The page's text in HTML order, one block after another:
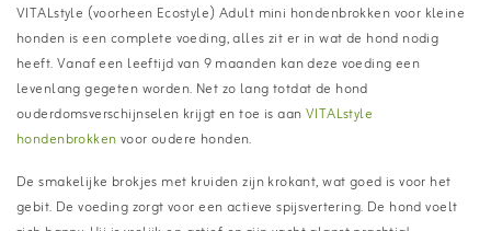
VITALstyle (voorheen Ecostyle) Adult mini hondenbrokken voor kleine
honden is een complete voeding, alles zit er in wat de hond nodig
heeft. Vanaf een leeftijd van 9 maanden kan deze voeding een
levenlang gegeten worden. Net zo lang totdat de hond
ouderdomsverschijnselen krijgt en toe is aanVITALstyle
hondenbrokkenvoor oudere honden.
De smakelijke brokjes met kruiden zijn krokant, wat goed is voor het
gebit. De voeding zorgt voor een actieve spijsvertering. De hond voelt